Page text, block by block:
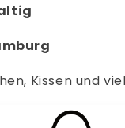
Kissen und